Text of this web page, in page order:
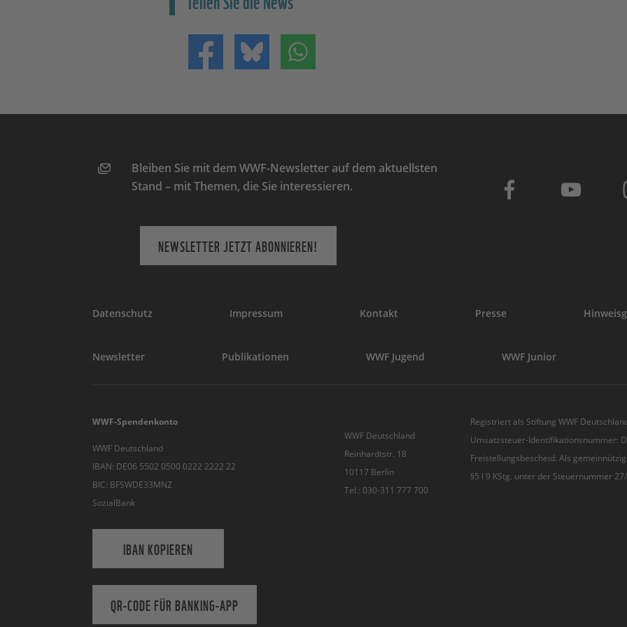
Teilen auf FacebookTeilen auf Bluesky
Bleiben Sie mit dem WWF-Newsletter auf dem aktuellsten
Stand – mit Themen, die Sie interessieren.
NEWSLETTER JETZT ABONNIEREN!
Datenschutz Impressum Kontakt Presse
Newsletter Publikationen WWF Jugend WWF Junior
WWF-Spendenkonto
WWF Deutschland
IBAN: DE06 5502 0500 0222 2222 22
BIC: BFSWDE33MNZ
SozialBank
IBAN KOPIEREN
QR-CODE FÜR BANKING-APP
WWF Deutschland
Reinhardtstr. 18
10117 Berlin
Tel.: 030-311 777 700
Registriert als Stiftung WWF
Umsatzsteuer-Identifikationsnummer:
Freistellungsbescheid: Als
§5 I 9 KStg. unter der Steuernummer